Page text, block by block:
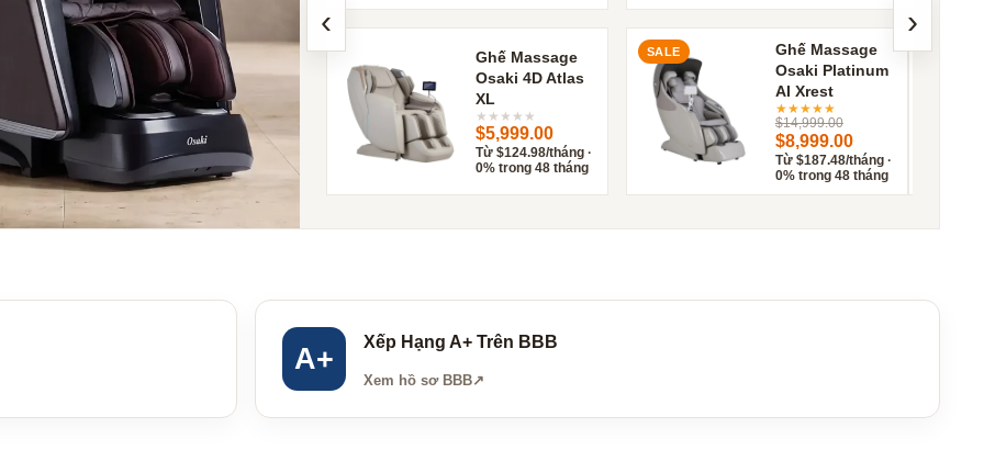
‹
Ghế Massage
Osaki 4D Atlas
XL
★ ★ ★ ★ ★
$5,999.00
Từ $124.98/tháng ·
0% trong 48 tháng
SALE
Ghế Massage
Osaki Platinum
AI Xrest
★★★★★
$14,999.00
$8,999.00
Từ $187.48/tháng ·
0% trong 48 tháng
›
A+
Xếp Hạng A+ Trên BBB
Xem hồ sơ BBB↗